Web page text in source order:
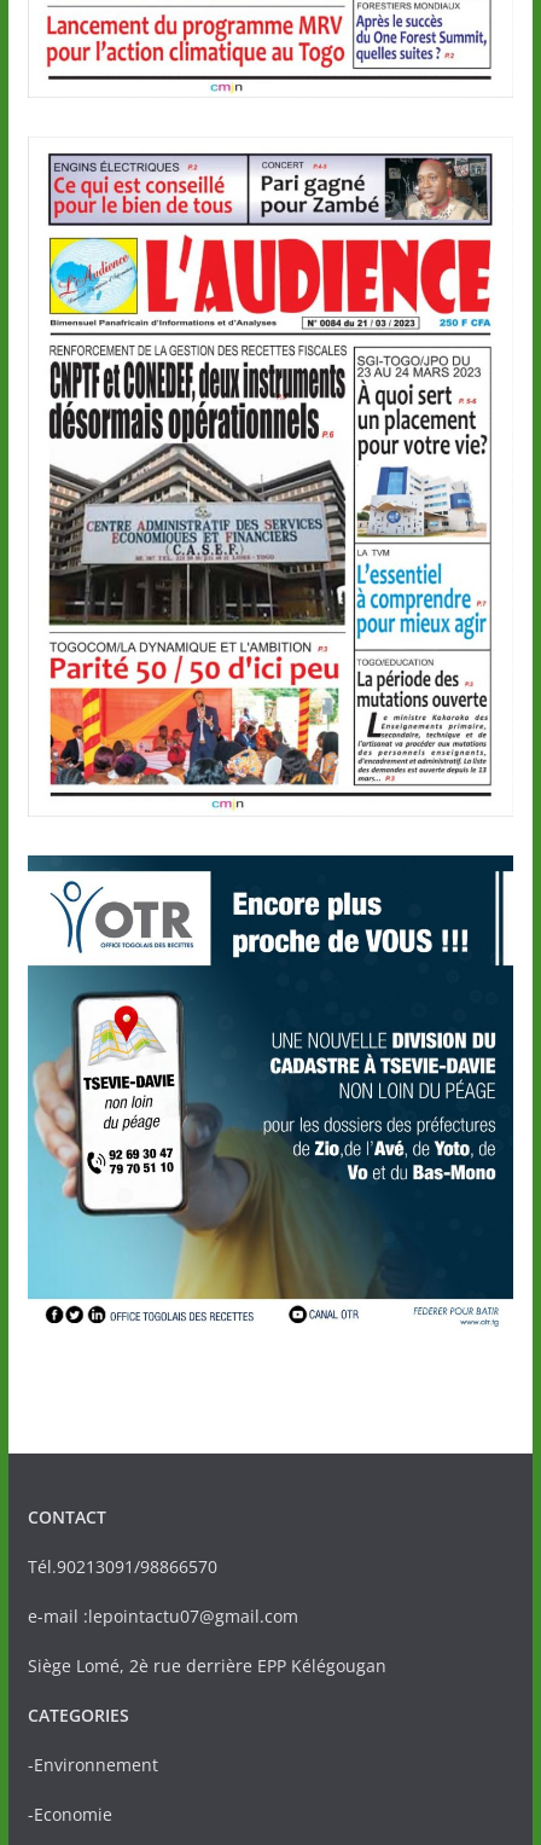
CONTACT
Tél.90213091/98866570
e-mail :lepointactu07@gmail.com
Siège Lomé, 2è rue derrière EPP Kélégougan
CATEGORIES
-Environnement
-Economie